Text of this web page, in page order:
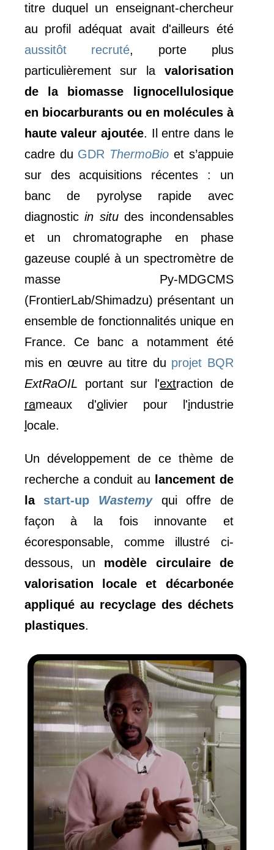
titre duquel un enseignant-chercheur
au profil adéquat avait d'ailleurs été
aussitôt recruté, porte plus
particulièrement sur la valorisation
de la biomasse lignocellulosique
en biocarburants ou en molécules à
haute valeur ajoutée. Il entre dans le
cadre du GDR ThermoBio et s’appuie
sur des acquisitions récentes : un
banc de pyrolyse rapide avec
diagnosticin situdes incondensables
et un chromatographe en phase
gazeuse couplé à un spectromètre de
masse Py-MDGCMS
(FrontierLab/Shimadzu) présentant un
ensemble de fonctionnalités unique en
France. Ce banc a notamment été
mis en œuvre au titre du projet BQR
ExtRaOIL portant sur l'extraction de
rameaux d'olivier pour l'industrie
ocale.
Un développement de ce thème de
recherche a conduit au
lancement de
la start-up Wastemyqui offre de
façon à la fois innovante et
écoresponsable, comme illustré ci-
dessous, un modèle circulaire de
valorisation locale et décarbonée
appliqué au recyclage des déchets
plastiques.